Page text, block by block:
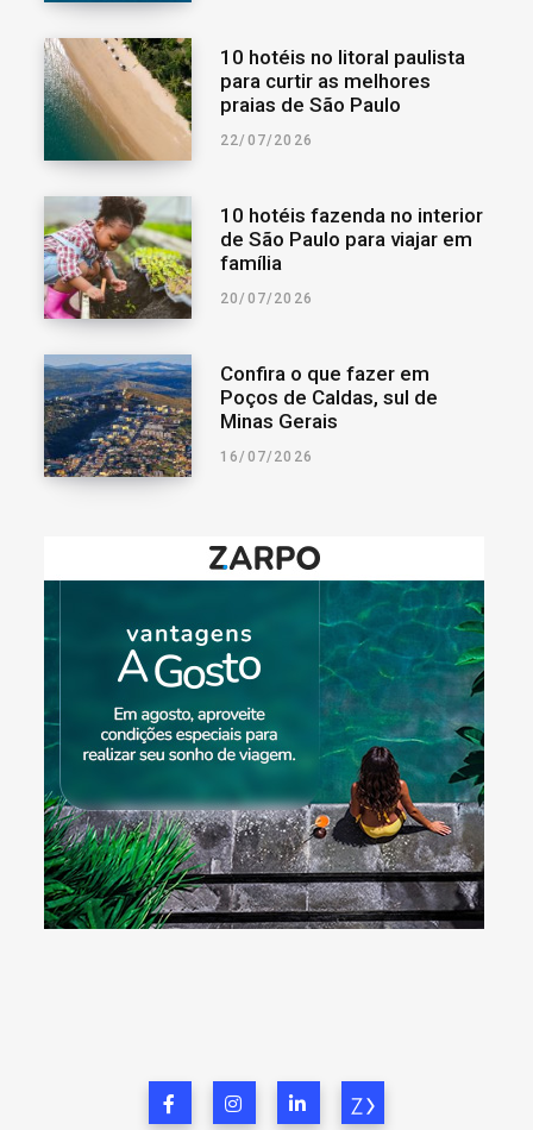
10 hotéis no litoral paulista
para curtir as melhores
praias de São Paulo
22/07/2026
10 hotéis fazenda no interior
de São Paulo para viajar em
família
20/07/2026
Confira o que fazer em
Poços de Caldas, sul de
Minas Gerais
16/07/2026